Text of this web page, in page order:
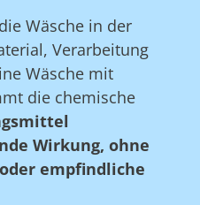
Wäsche in der
Verarbeitung
Wäsche mit
die chemische
Wirkung, ohne
empfindliche